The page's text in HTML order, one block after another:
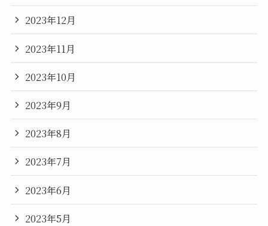
2023年12月
2023年11月
2023年10月
2023年9月
2023年8月
2023年7月
2023年6月
2023年5月